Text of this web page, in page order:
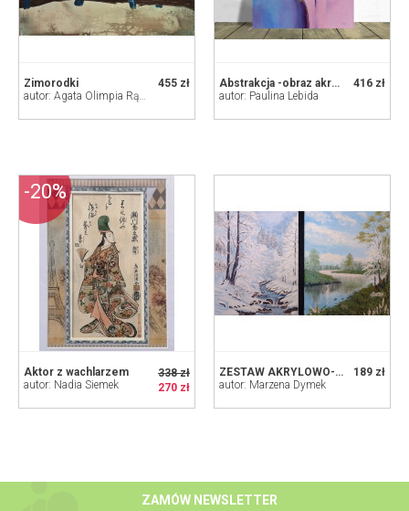
455 zł
Zimorodki
autor: Agata Olimpia Rączka
416 zł
Abstrakcja -obraz akrylowy 60/60 cm
autor: Paulina Lebida
338 zł
270 zł
Aktor z wachlarzem
autor: Nadia Siemek
-20%
189 zł
ZESTAW AKRYLOWO-OLEJNYCH OBRAZÓW - DYPTYK KONTRAST ZIMA-LATO - 2x 30x24cm
autor: Marzena Dymek
ZAMÓW NEWSLETTER